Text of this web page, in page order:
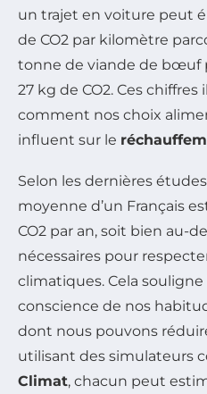
un trajet en voiture peut
de CO2 par kilomètre
tonne de viande de bœuf
27 kg de CO2. Ces
comment nos choix
influent sur le
Selon les dernières études,
moyenne d’un Français
CO2 par an, soit bien au-
nécessaires pour
climatiques. Cela
conscience de nos
dont nous pouvons
utilisant des simulateurs
Climat, chacun peut